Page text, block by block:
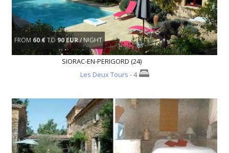
FROM 60 €TO90 EUR/ NIGHT
SIORAC-EN-PERIGORD (24)
Les Deux Tours - 4